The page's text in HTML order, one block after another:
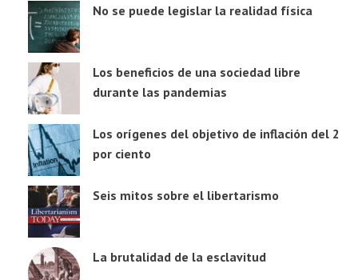
No se puede legislar la realidad física
Los beneficios de una sociedad libre
durante las pandemias
Los orígenes del objetivo de inflación del 2
por ciento
Seis mitos sobre el libertarismo
La brutalidad de la esclavitud